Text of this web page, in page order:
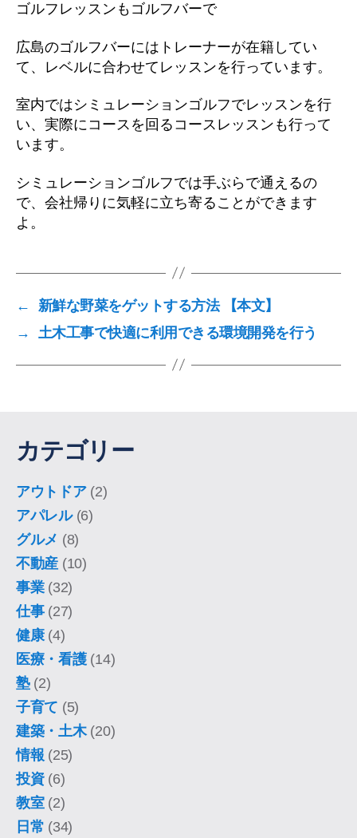
ゴルフレッスンもゴルフバーで
広島のゴルフバーにはトレーナーが在籍してい
て、レベルに合わせてレッスンを行っています。
室内ではシミュレーションゴルフでレッスンを行
い、実際にコースを回るコースレッスンも行って
います。
シミュレーションゴルフでは手ぶらで通えるの
で、会社帰りに気軽に立ち寄ることができます
よ。
←
新鮮な野菜をゲットする方法 【本文】
→
土木工事で快適に利用できる環境開発を行う
カテゴリー
アウトドア(2)
アパレル(6)
グルメ (8)
不動産 (10)
事業(32)
仕事(27)
健康(4)
医療・看護(14)
塾(2)
子育て (5)
建築・土木(20)
情報 (25)
投資(6)
教室(2)
日常 (34)